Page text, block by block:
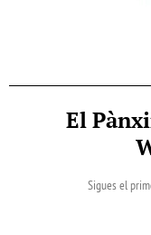
El
Sigues el